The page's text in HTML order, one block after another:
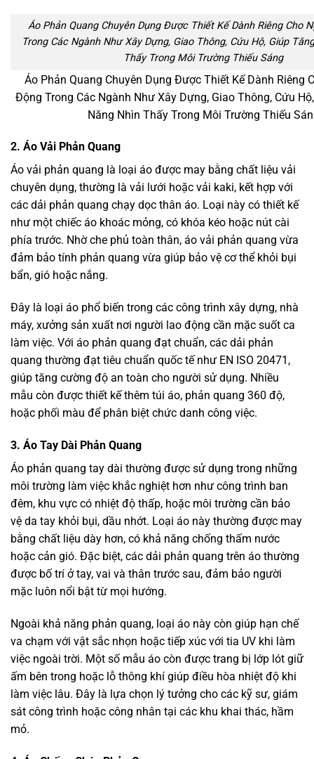
Áo Phản Quang Chuyên Dụng Được Thiết Kế Dành Riêng Cho
Trong Các Ngành Như Xây Dựng, Giao Thông, Cứu Hộ, Giúp
Thấy Trong Môi Trường Thiếu Sáng
Áo Phản Quang Chuyên Dụng Được Thiết Kế Dành Riêng
Động Trong Các Ngành Như Xây Dựng, Giao Thông, Cứu
Năng Nhìn Thấy Trong Môi Trường Thiếu
2. Áo Vải Phản Quang
Áo vải phản quang là loại áo được may bằng chất liệu vải
chuyên dụng, thường là vải lưới hoặc vải kaki, kết hợp với
các dải phản quang chạy dọc thân áo. Loại này có thiết kế
như một chiếc áo khoác mỏng, có khóa kéo hoặc nút cài
phía trước. Nhờ che phủ toàn thân, áo vải phản quang vừa
đảm bảo tính phản quang vừa giúp bảo vệ cơ thể khỏi bụi
bẩn, gió hoặc nắng.
Đây là loại áo phổ biến trong các công trình xây dựng, nhà
máy, xưởng sản xuất nơi người lao động cần mặc suốt ca
làm việc. Với áo phản quang đạt chuẩn, các dải phản
quang thường đạt tiêu chuẩn quốc tế như EN ISO 20471,
giúp tăng cường độ an toàn cho người sử dụng. Nhiều
mẫu còn được thiết kế thêm túi áo, phản quang 360 độ,
hoặc phối màu để phân biệt chức danh công việc.
3. Áo Tay Dài Phản Quang
Áo phản quang tay dài thường được sử dụng trong những
môi trường làm việc khắc nghiệt hơn như công trình ban
đêm, khu vực có nhiệt độ thấp, hoặc môi trường cần bảo
vệ da tay khỏi bụi, dầu nhớt. Loại áo này thường được may
bằng chất liệu dày hơn, có khả năng chống thấm nước
hoặc cản gió. Đặc biệt, các dải phản quang trên áo thường
được bố trí ở tay, vai và thân trước sau, đảm bảo người
mặc luôn nổi bật từ mọi hướng.
Ngoài khả năng phản quang, loại áo này còn giúp hạn chế
va chạm với vật sắc nhọn hoặc tiếp xúc với tia UV khi làm
việc ngoài trời. Một số mẫu áo còn được trang bị lớp lót giữ
ấm bên trong hoặc lỗ thông khí giúp điều hòa nhiệt độ khi
làm việc lâu. Đây là lựa chọn lý tưởng cho các kỹ sư, giám
sát công trình hoặc công nhân tại các khu khai thác, hầm
mỏ.